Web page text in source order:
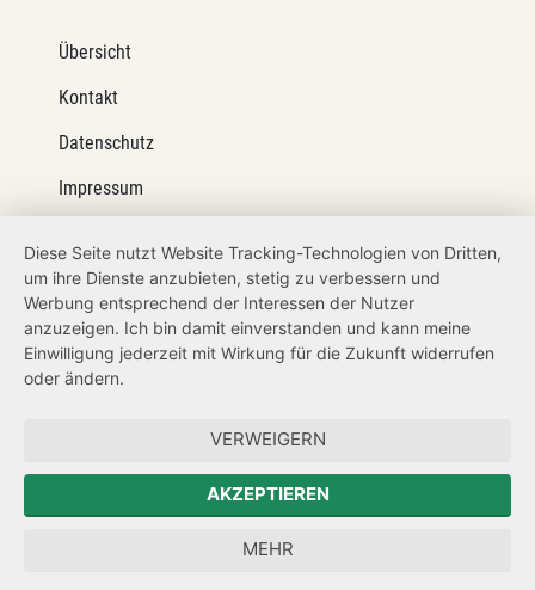
Übersicht
Kontakt
Datenschutz
Impressum
Netiquette
Transparenzanspruch
Hinweisgeberschutz
Forum Mitteleuropa
Der Sächsische Integrationsbeauftragte
Sächsische Landesbeauftragte zur Aufarbeitung der SED-
Diese Seite nutzt Website Tracking-Technologien von Dritten,
um ihre Dienste anzubieten, stetig zu verbessern und
Werbung entsprechend der Interessen der Nutzer
anzuzeigen. Ich bin damit einverstanden und kann meine
Einwilligung jederzeit mit Wirkung für die Zukunft widerrufen
oder ändern.
VERWEIGERN
AKZEPTIEREN
MEHR